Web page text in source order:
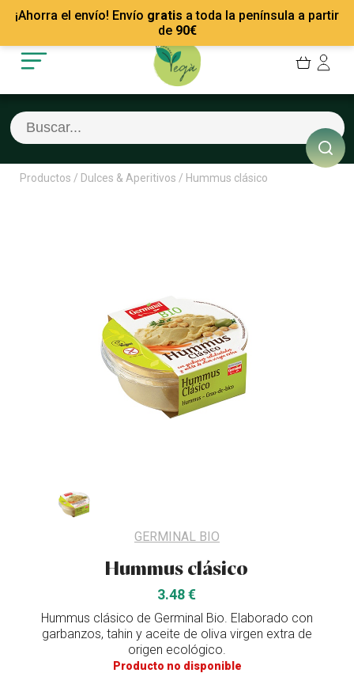
¡Ahorra el envío! Envío gratis a toda la península a partir
de 90€
Mis Pedidos
Mis favoritos
Cerrar sesión
Recetas
Empresas
Contacto
Productos / Dulces & Aperitivos / Hummus clásico
GERMINAL BIO
Hummus clásico
3.48 €
Hummus clásico de Germinal Bio. Elaborado con
garbanzos, tahin y aceite de oliva virgen extra de
origen ecológico.
Producto no disponible